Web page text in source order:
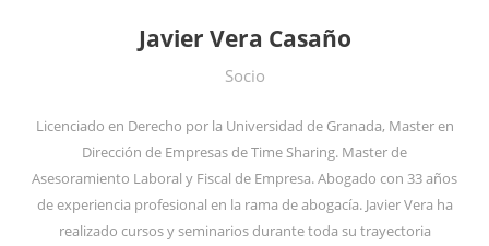
Javier Vera Casaño
Socio
Licenciado en Derecho por la Universidad de Granada, Master en
Dirección de Empresas de Time Sharing. Master de
Asesoramiento Laboral y Fiscal de Empresa. Abogado con 33 años
de experiencia profesional en la rama de abogacía. Javier Vera ha
realizado cursos y seminarios durante toda su trayectoria